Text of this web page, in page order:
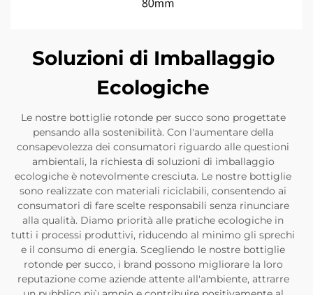
Soluzioni di Imballaggio
Ecologiche
Le nostre bottiglie rotonde per succo sono progettate
pensando alla sostenibilità. Con l'aumentare della
consapevolezza dei consumatori riguardo alle questioni
ambientali, la richiesta di soluzioni di imballaggio
ecologiche è notevolmente cresciuta. Le nostre bottiglie
sono realizzate con materiali riciclabili, consentendo ai
consumatori di fare scelte responsabili senza rinunciare
alla qualità. Diamo priorità alle pratiche ecologiche in
tutti i processi produttivi, riducendo al minimo gli sprechi
e il consumo di energia. Scegliendo le nostre bottiglie
rotonde per succo, i brand possono migliorare la loro
reputazione come aziende attente all'ambiente, attrarre